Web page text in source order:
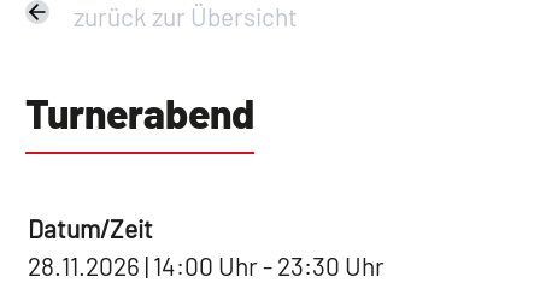
zurück zur Übersicht
Turnerabend
Datum/Zeit
28.11.2026 | 14:00 Uhr - 23:30 Uhr